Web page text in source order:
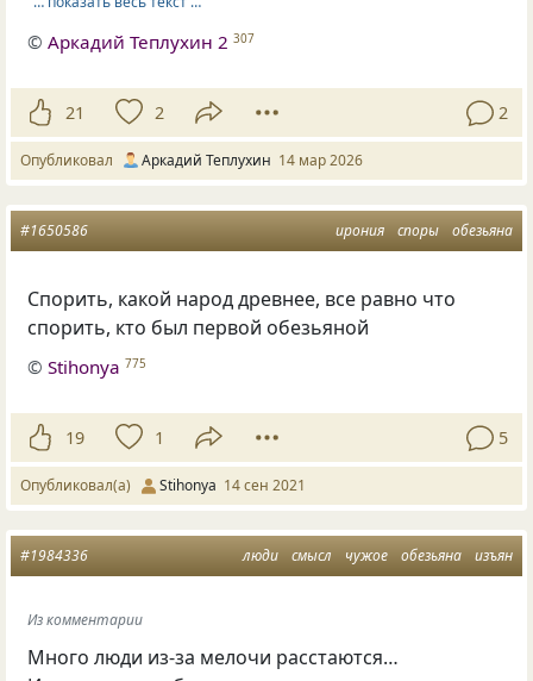
©Аркадий Теплухин 2 307
21 2 2
Опубликовал Аркадий Теплухин 14 мар 2026
ирония споры обезьяна
#1650586
Спорить, какой народ древнее, все равно что
спорить, кто был первой обезьяной
©Stihonya 775
19 1 5
Опубликовал(а) Stihonya 14 сен 2021
люди смысл чужое обезьяна изъян
#1984336
Из комментарии
Много люди из-за мелочи расстаются…